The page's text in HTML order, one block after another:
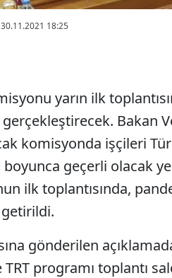
30.11.2021 18:25
yarın ilk
Bakan
komisyonda işçileri
boyunca geçerli olacak
ilk toplantısında,
getirildi.
gönderilen
programı toplantı